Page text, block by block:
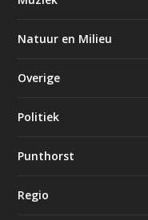
Natuur en Milieu
Overige
Politiek
Punthorst
Regio